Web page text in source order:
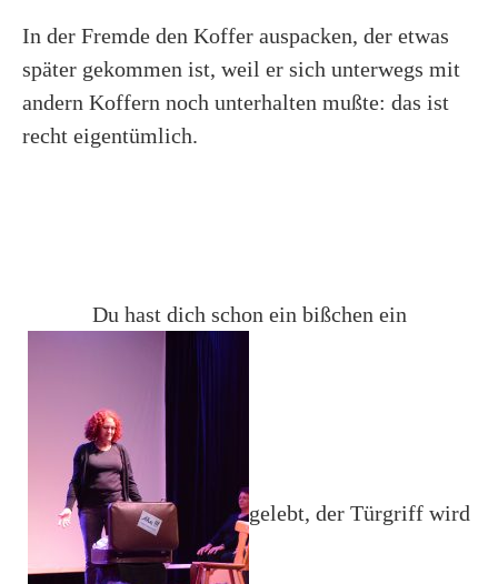
In der Fremde den Koffer auspacken, der etwas
später gekommen ist, weil er sich unterwegs mit
andern Koffern noch unterhalten mußte: das ist
recht eigentümlich.
Du hast dich schon ein bißchen ein
gelebt, der Türgriff wird